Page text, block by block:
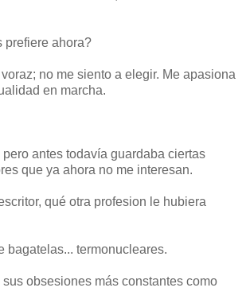
prefiere ahora?
no me siento a elegir. Me apasiona
en marcha.
pero antes todavía guardaba ciertas
que ya ahora no me interesan.
qué otra profesion le hubiera
bagatelas... termonucleares.
obsesiones más constantes como